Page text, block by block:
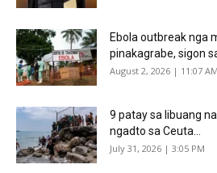
Ebola outbreak nga
pinakagrabe, sigon
August 2, 2026 | 11:07 AM
9 patay sa libuang
ngadto sa Ceuta...
July 31, 2026 | 3:05 PM